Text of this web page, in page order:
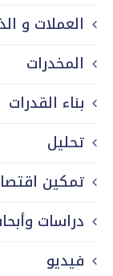
العملات و
المخدرات
بناء القدرات
تحليل
تمكين
دراسات
فيديو